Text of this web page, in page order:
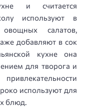
и считается
используют в
овощных салатов,
добавляют в сок
кухне она
для творога и
используют для
блюд.